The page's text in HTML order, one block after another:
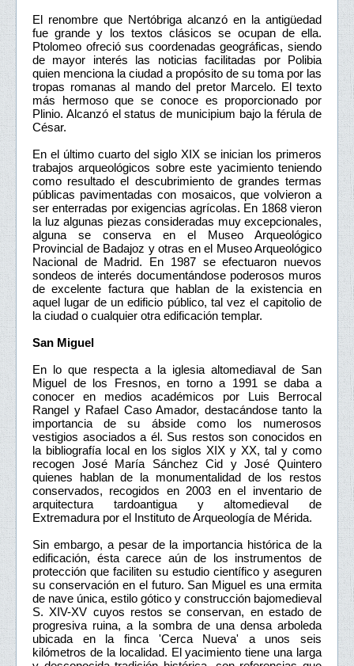
El renombre que Nertóbriga alcanzó en la antigüedad
fue grande y los textos clásicos se ocupan de ella.
Ptolomeo ofreció sus coordenadas geográficas, siendo
de mayor interés las noticias facilitadas por Polibia
quien menciona la ciudad a propósito de su toma por las
tropas romanas al mando del pretor Marcelo. El texto
más hermoso que se conoce es proporcionado por
Plinio. Alcanzó el status de municipium bajo la férula de
César.
En el último cuarto del siglo XIX se inician los primeros
trabajos arqueológicos sobre este yacimiento teniendo
como resultado el descubrimiento de grandes termas
públicas pavimentadas con mosaicos, que volvieron a
ser enterradas por exigencias agrícolas. En 1868 vieron
la luz algunas piezas consideradas muy excepcionales,
alguna se conserva en el Museo Arqueológico
Provincial de Badajoz y otras en el Museo Arqueológico
Nacional de Madrid. En 1987 se efectuaron nuevos
sondeos de interés documentándose poderosos muros
de excelente factura que hablan de la existencia en
aquel lugar de un edificio público, tal vez el capitolio de
la ciudad o cualquier otra edificación templar.
San Miguel
En lo que respecta a la iglesia altomediaval de San
Miguel de los Fresnos, en torno a 1991 se daba a
conocer en medios académicos por Luis Berrocal
Rangel y Rafael Caso Amador, destacándose tanto la
importancia de su ábside como los numerosos
vestigios asociados a él. Sus restos son conocidos en
la bibliografía local en los siglos XIX y XX, tal y como
recogen José María Sánchez Cid y José Quintero
quienes hablan de la monumentalidad de los restos
conservados, recogidos en 2003 en el inventario de
arquitectura tardoantigua y altomedieval de
Extremadura por el Instituto de Arqueología de Mérida.
Sin embargo, a pesar de la importancia histórica de la
edificación, ésta carece aún de los instrumentos de
protección que faciliten su estudio científico y aseguren
su conservación en el futuro. San Miguel es una ermita
de nave única, estilo gótico y construcción bajomedieval
S. XIV-XV cuyos restos se conservan, en estado de
progresiva ruina, a la sombra de una densa arboleda
ubicada en la finca 'Cerca Nueva' a unos seis
kilómetros de la localidad. El yacimiento tiene una larga